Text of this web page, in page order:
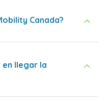
Canada?
llegar la